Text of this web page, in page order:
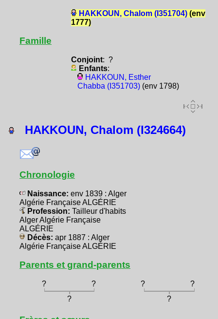
HAKKOUN, Chalom (I351704)(env
1777)
Famille
Conjoint: ?
Enfants:
HAKKOUN, Esther
Chabba (I351703)(env 1798)
HAKKOUN, Chalom (I324664)
Chronologie
Naissance: env 1839 : Alger
Algérie Française ALGÉRIE
Profession: Tailleur d'habits
Alger Algérie Française
ALGÉRIE
Décès: apr 1887 : Alger
Algérie Française ALGÉRIE
Parents et grand-parents
? ? ?
?
?
?